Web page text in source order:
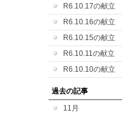
R6.10.17の献立
R6.10.16の献立
R6.10.15の献立
R6.10.11の献立
R6.10.10の献立
過去の記事
11月